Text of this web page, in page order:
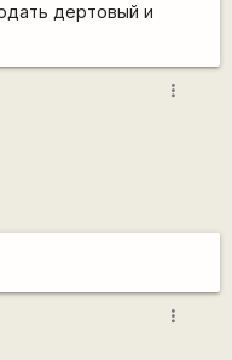
дертовый и
more_vert
more_vert